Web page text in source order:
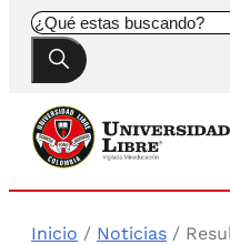
Buscar
Inicio / Noticias /